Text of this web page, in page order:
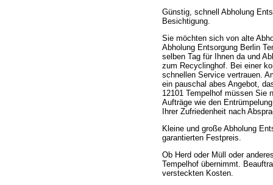
Günstig, schnell Abholung
Besichtigung.
Sie möchten sich von alte
Abholung Entsorgung Berlin
selben Tag für Ihnen da und
zum Recyclinghof. Bei einer
schnellen Service vertrauen.
ein pauschal abes Angebot,
12101 Tempelhof müssen Sie
Aufträge wie den
Ihrer Zufriedenheit nach
Kleine und große Abholung
garantierten Festpreis.
Ob Herd oder Müll oder
Tempelhof übernimmt.
versteckten Kosten.